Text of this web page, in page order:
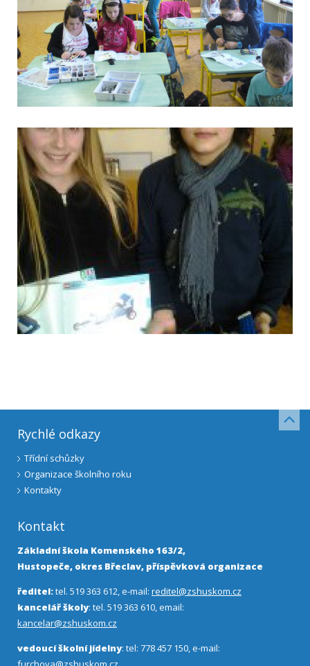
Rychlé odkazy
Třídní schůzky
Organizace školního roku
Kontakty
Kontakt
Základní škola Komenského 163/2,
Hustopeče, okres Břeclav, příspěvková organizace
ředitel:tel. 519 363 612, e-mail: reditel@zshuskom.cz
kancelář školy: tel. 519 363 610, email:
kancelar@zshuskom.cz
vedoucí školní jídelny: tel: 778 457 150, e-mail: